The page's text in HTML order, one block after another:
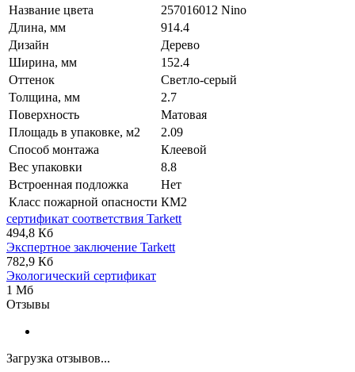
Название цвета
257016012 Nino
Длина, мм
914.4
Дизайн
Дерево
Ширина, мм
152.4
Оттенок
Светло-серый
Толщина, мм
2.7
Поверхность
Матовая
Площадь в упаковке, м2
2.09
Способ монтажа
Клеевой
Вес упаковки
8.8
Встроенная подложка
Нет
Класс пожарной опасности КМ2
сертификат соответствия Tarkett
494,8 Кб
Экспертное заключение Tarkett
782,9 Кб
Экологический сертификат
1 Мб
Отзывы
Загрузка отзывов...